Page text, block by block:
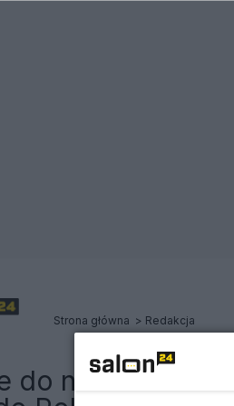
Strona główna Redakcja
do notki: